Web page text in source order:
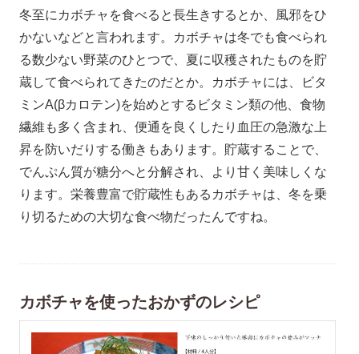
冬至にカボチャを食べると長生きするとか、風邪をひ
かないなどと言われます。カボチャは冬でも食べられ
る数少ない野菜のひとつで、夏に収穫されたものを貯
蔵して食べられてきたのだとか。カボチャには、ビタ
ミンA(βカロテン)を始めとするビタミン類の他、食物
繊維も多く含まれ、便通を良くしたり血圧の急激な上
昇を防いだりする働きもあります。貯蔵することで、
でんぷん質が糖分へと分解され、より甘く美味しくな
ります。栄養豊富で貯蔵性もあるカボチャは、冬を乗
り切るための大切な食べ物だったんですね。
カボチャを使ったおかずのレシピ